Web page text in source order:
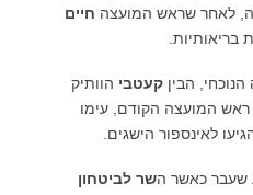
לאחר שראש המועצה חיים
בריאותיות.
הביןקעטבי הוותיק
המועצה הקודם, עימו
לאינספור הישגים.
שעבר כאשר השר לביטחון